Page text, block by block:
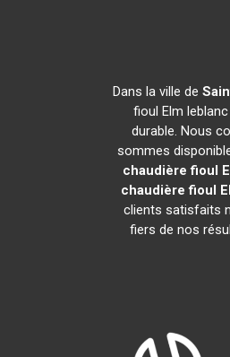
Dans la ville de
fioul Elm leblanc
durable. Nous
sommes
chaudière fioul
chaudière fioul
clients satisfaits
fiers de nos